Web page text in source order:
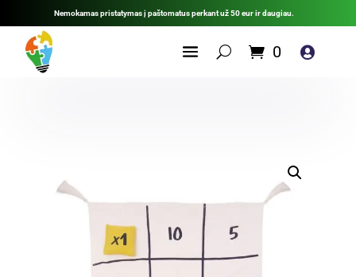
Nemokamas pristatymas į paštomatus perkant už 50 eur ir daugiau.
0 